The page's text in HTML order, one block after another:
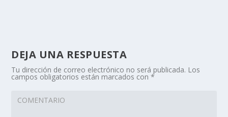
DEJA UNA RESPUESTA
Tu dirección de correo electrónico no será publicada. Los
campos obligatorios están marcados con*